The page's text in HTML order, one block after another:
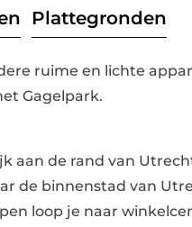
Plattegronden
ruime en lichte
Gagelpark.
aan de rand van
de binnenstad van
loop je naar